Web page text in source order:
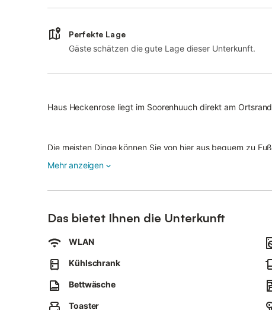
Perfekte Lage
Gäste schätzen die gute Lage dieser Unterkunft.
Haus Heckenrose liegt im Soorenhuuch direkt am
Die meisten Dinge können Sie von hier aus bequem zu
- das Appartement ist eine 2-Zimmer-Ferienwohnung, ca.
- Schlafzimmer mit 2 Einzelbetten
- eigene Terrasse vom Wohnzimmer zugängig
- separate Küche
Mehr anzeigen
Das bietet Ihnen die Unterkunft
WLAN
Kühlschrank
Bettwäsche
Toaster